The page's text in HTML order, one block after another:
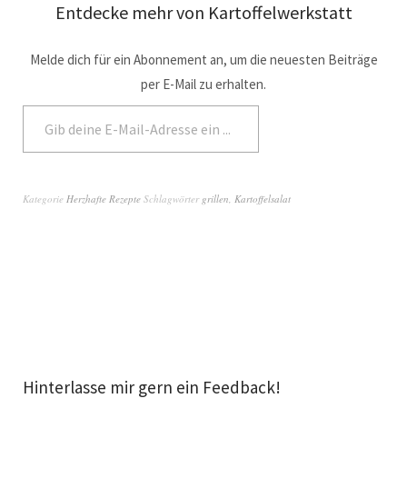
Entdecke mehr von Kartoffelwerkstatt
Melde dich für ein Abonnement an, um die neuesten Beiträge
per E-Mail zu erhalten.
Kategorie Herzhafte Rezepte Schlagwörter grillen, Kartoffelsalat
Hinterlasse mir gern ein Feedback!